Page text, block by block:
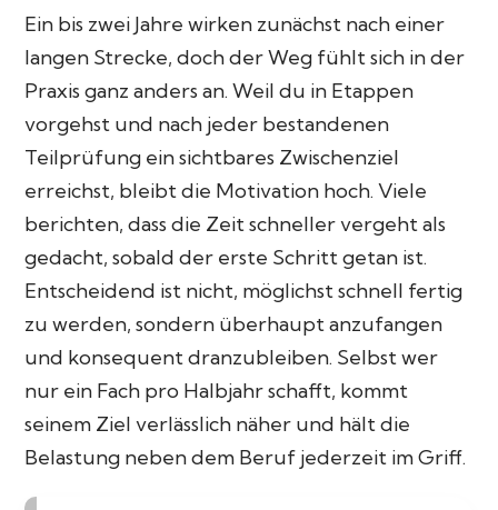
Ein bis zwei Jahre wirken zunächst nach einer
langen Strecke, doch der Weg fühlt sich in der
Praxis ganz anders an. Weil du in Etappen
vorgehst und nach jeder bestandenen
Teilprüfung ein sichtbares Zwischenziel
erreichst, bleibt die Motivation hoch. Viele
berichten, dass die Zeit schneller vergeht als
gedacht, sobald der erste Schritt getan ist.
Entscheidend ist nicht, möglichst schnell fertig
zu werden, sondern überhaupt anzufangen
und konsequent dranzubleiben. Selbst wer
nur ein Fach pro Halbjahr schafft, kommt
seinem Ziel verlässlich näher und hält die
Belastung neben dem Beruf jederzeit im Griff.